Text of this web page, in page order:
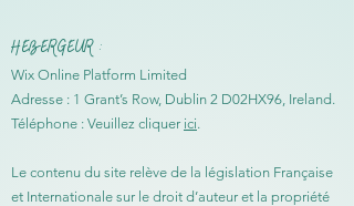
HEBERGEUR :
Wix Online Platform Limited
Adresse : 1 Grant’s Row, Dublin 2 D02HX96, Ireland.
Téléphone : Veuillez cliquer ici.
Le contenu du site relève de la législation Française
et Internationale sur le droit d’auteur et la propriété